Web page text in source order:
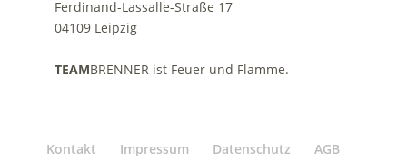
Kontakt Impressum Datenschutz
AGB